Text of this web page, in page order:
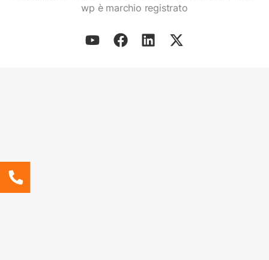
wp è marchio registrato